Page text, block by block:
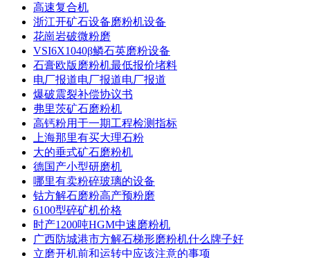
高速复合机
浙江开矿石设备磨粉机设备
花崗岩破微粉磨
VSI6X1040β鳞石英磨粉设备
石膏欧版磨粉机最低报价堵料
电厂报道电厂报道电厂报道
爆破震裂补偿协议书
弗里茨矿石磨粉机
高钙粉用于一期工程检测指标
上海那里有买大理石粉
大的垂式矿石磨粉机
德国产小型研磨机
哪里有卖粉碎玻璃的设备
钴方解石磨粉高产预粉磨
6100型碎矿机价格
时产1200吨HGM中速磨粉机
广西防城港市方解石梯形磨粉机什么牌子好
立磨开机前和运转中应该注意的事项